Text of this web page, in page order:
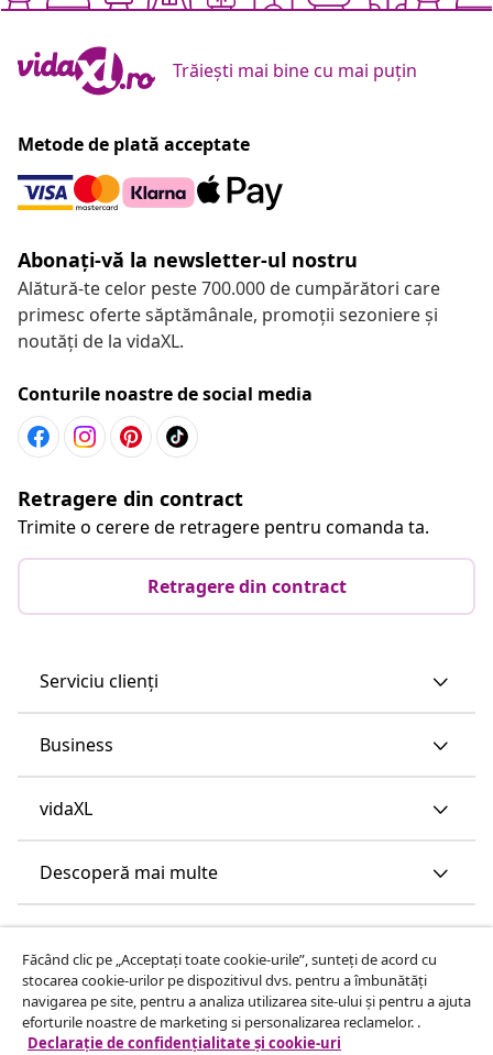
Trăiești mai bine cu mai puțin
Metode de plată acceptate
Abonați-vă la newsletter-ul nostru
Alătură-te celor peste 700.000 de cumpărători care
primesc oferte săptămânale, promoții sezoniere și
noutăți de la vidaXL.
Conturile noastre de social media
Retragere din contract
Trimite o cerere de retragere pentru comanda ta.
Retragere din contract
Serviciu clienți
Business
vidaXL
Descoperă mai multe
Făcând clic pe „Acceptați toate cookie-urile”, sunteți de acord cu
stocarea cookie-urilor pe dispozitivul dvs. pentru a îmbunătăți
navigarea pe site, pentru a analiza utilizarea site-ului și pentru a ajuta
eforturile noastre de marketing si personalizarea reclamelor. .
Declarație de confidențialitate și cookie-uri